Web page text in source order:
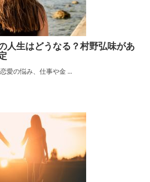
人生はどうなる？村野弘味があ
愛の悩み、仕事や金 ...